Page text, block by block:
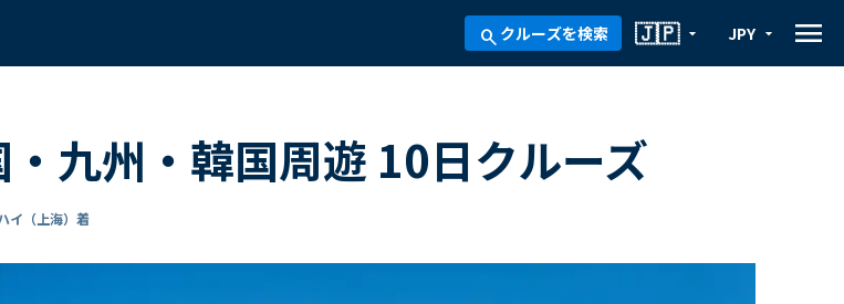
search クルーズを検索 arrow_drop_down
🇯🇵 arrow_drop_down
JPY menu
九州・韓国周遊 10日クルーズ
イ（上海）着